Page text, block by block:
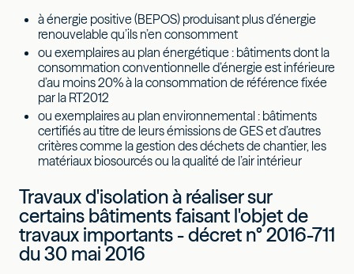
à énergie positive (BEPOS) produisant plus d’énergie
renouvelable qu’ils n’en consomment
ou exemplaires au plan énergétique : bâtiments dont la
consommation conventionnelle d’énergie est inférieure
d’au moins 20% à la consommation de référence fixée
par la RT2012
ou exemplaires au plan environnemental : bâtiments
certifiés au titre de leurs émissions de GES et d’autres
critères comme la gestion des déchets de chantier, les
matériaux biosourcés ou la qualité de l’air intérieur
Travaux d'isolation à réaliser sur
certains bâtiments faisant l'objet de
travaux importants - décret n° 2016-711
du 30 mai 2016